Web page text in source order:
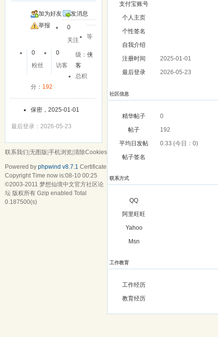
加为好友
发消息
举报
0
关注
0
粉丝
0
访客
等
级：侠
客
总积
分： 192
保密，2025-01-01
最后登录：2026-05-23
支付宝账号
个人主页
个性签名
自我介绍
注册时间
2025-01-01
最后登录
2026-05-23
社区信息
精华帖子
0
帖子
192
平均日发帖
0.33 (今日：0)
帖子签名
联系方式
QQ
阿里旺旺
Yahoo
Msn
工作教育
工作经历
教育经历
联系我们 无图版 手机浏览 清除Cookies
Powered by phpwind v8.7.1 Certificate
Copyright Time now is:08-10 00:25
©2003-2011 梦想仙境中文官方社区论
坛 版权所有 Gzip enabled Total
0.187500(s)